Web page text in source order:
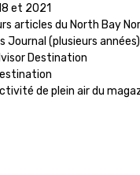
et 2021
articles du North Bay
Journal (plusieurs années)
Destination
de plein air du